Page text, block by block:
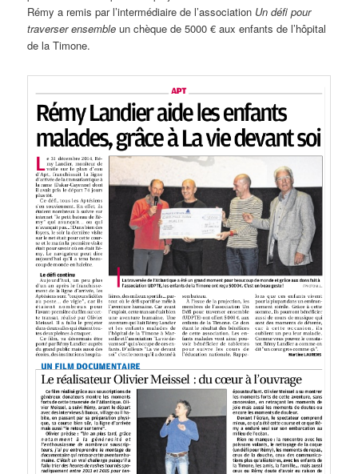
Rémy a remis par l’intermédiaire de l’association Un défi pour
traverser ensemble un chèque de 5000 € aux enfants de l’hôpital
de la Timone.